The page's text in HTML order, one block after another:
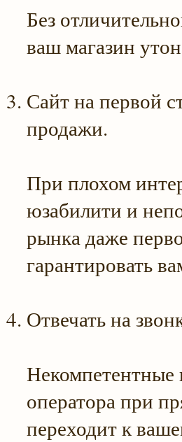
Без
ваш магазин
Сайт на первой
продажи.
При плохом
юзабилити и
рынка даже
гарантировать
Отвечать на
Некомпетентные
оператора при
переходит к